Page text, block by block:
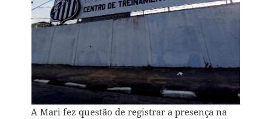
A Mari fez questão de registrar a presença na